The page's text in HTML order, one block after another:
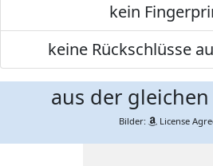
kein
keine Rückschlüsse
aus der
Bilder: License